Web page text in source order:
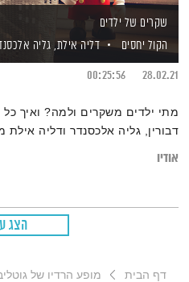
שקרים של ילדים
הקול יחסים
דליה אילת, גליה
28.02.21
00:25:56
מתי ילדים משקרים ולמה? ואיך כל
דבורין, גליה אלכסנדר ודליה
אודיו
הצג
דף הבית מופע הרדיו של